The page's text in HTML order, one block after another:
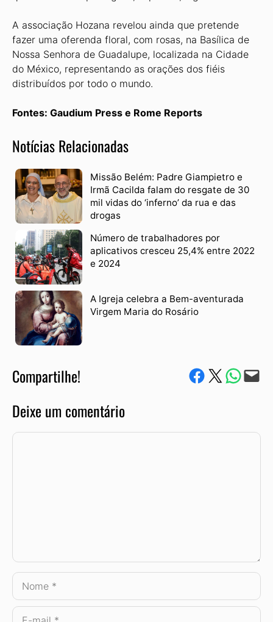
A associação Hozana revelou ainda que pretende
fazer uma oferenda floral, com rosas, na Basílica de
Nossa Senhora de Guadalupe, localizada na Cidade
do México, representando as orações dos fiéis
distribuídos por todo o mundo.
Fontes: Gaudium Press e Rome Reports
Notícias Relacionadas
Missão Belém: Padre Giampietro e
Irmã Cacilda falam do resgate de 30
mil vidas do ‘inferno’ da rua e das
drogas
Número de trabalhadores por
aplicativos cresceu 25,4% entre 2022
e 2024
A Igreja celebra a Bem-aventurada
Virgem Maria do Rosário
Compartilhe! Compartilhe no Facebook
Compartilhe no Twitter
Compartile via
Envie via e-mail
Deixe um comentário
Comentário
Nome
E-